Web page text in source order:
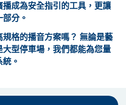
成為安全指引的工具，更讓
分。
格的播音方案嗎？ 無論是藝
型停車場，我們都能為您量
。